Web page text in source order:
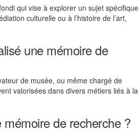
qui vise à explorer un sujet spécifique
culturelle ou à l’histoire de l’art,
une mémoire de
de musée, ou même chargé de
valorisées dans divers métiers liés à la
de recherche ?